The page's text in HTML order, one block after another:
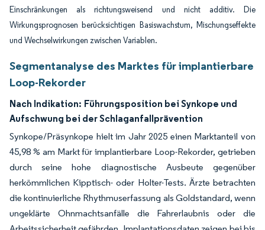
Einschränkungen als richtungsweisend und nicht additiv. Die
Wirkungsprognosen berücksichtigen Basiswachstum, Mischungseffekte
und Wechselwirkungen zwischen Variablen.
Segmentanalyse des Marktes für implantierbare
Loop-Rekorder
Nach Indikation: Führungsposition bei Synkope und
Aufschwung bei der Schlaganfallprävention
Synkope/Präsynkope hielt im Jahr 2025 einen Marktanteil von
45,98 % am Markt für implantierbare Loop-Rekorder, getrieben
durch seine hohe diagnostische Ausbeute gegenüber
herkömmlichen Kipptisch- oder Holter-Tests. Ärzte betrachten
die kontinuierliche Rhythmuserfassung als Goldstandard, wenn
ungeklärte Ohnmachtsanfälle die Fahrerlaubnis oder die